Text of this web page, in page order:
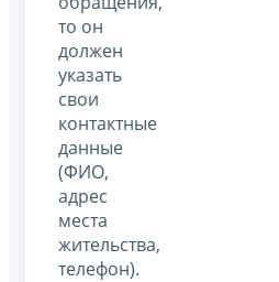
то он
должен
указать
свои
контактные
данные
(ФИО,
адрес
места
жительства,
телефон).